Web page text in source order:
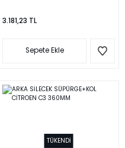
3.181,23 TL
Sepete Ekle
TÜKENDİ